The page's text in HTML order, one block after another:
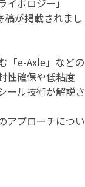
ボロジー」
稿が掲載されまし
「e-Axle」などの
性確保や低粘度
ール技術が解説さ
アプローチについ